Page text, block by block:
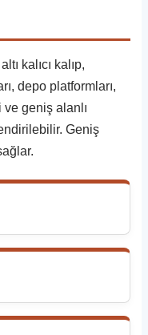
kalıcı kalıp,
depo platformları,
geniş alanlı
Geniş